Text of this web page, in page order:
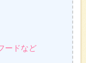
ードなど